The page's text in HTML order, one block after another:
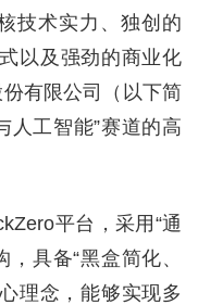
技术实力、独创的
以及强劲的商业化
有限公司（以下简
人工智能”赛道的高
平台，采用“通
具备“黑盒简化、
理念，能够实现多